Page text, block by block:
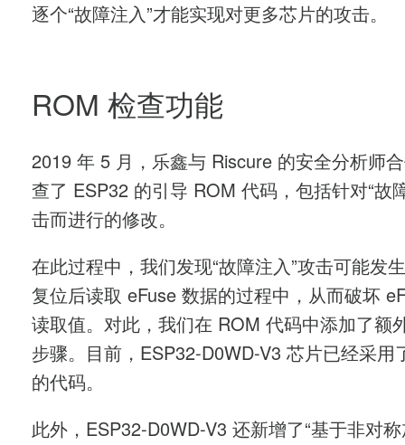
逐个“故障注入”才能实现对更多芯片的攻击。
ROM 检查功能
2019 年 5 月，乐鑫与 Riscure 的安全分析师
查了 ESP32 的引导 ROM 代码，包括针对“故
击而进行的修改。
在此过程中，我们发现“故障注入”攻击可能发
复位后读取 eFuse 数据的过程中，从而破坏
读取值。对此，我们在 ROM 代码中添加了额
步骤。目前，ESP32-D0WD-V3 芯片已经采用
的代码。
此外，ESP32-D0WD-V3 还新增了“基于非对